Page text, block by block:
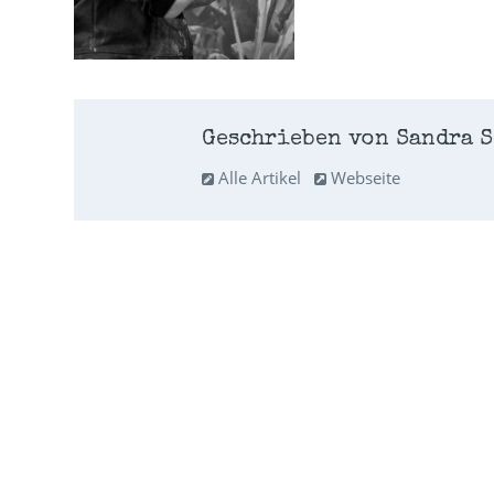
Geschrieben von Sandra
Alle Artikel
Webseite